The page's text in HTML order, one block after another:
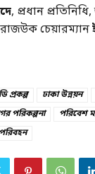
, প্রধান
চেয়ারম্যান
প্রকল্প ঢাকা উন্নয়ন
পরিকল্পনা পরিবেশ
পরিবহন